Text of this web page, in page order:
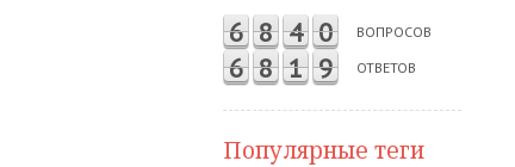
6 8 4 0 ВОПРОСОВ
6 8 1 9 ОТВЕТОВ
Популярные теги